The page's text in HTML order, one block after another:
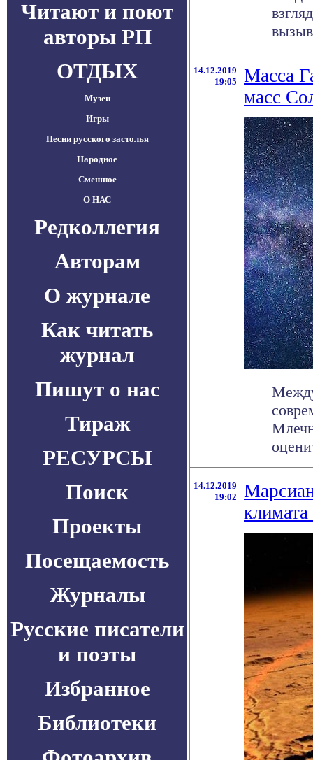
Читают и поют
авторы РП
ОТДЫХ
Музеи
Игры
Песни русского застолья
Народное
Смешное
О НАС
Редколлегия
Авторам
О журнале
Как читать
журнал
Пишут о нас
Тираж
РЕСУРСЫ
Поиск
Проекты
Посещаемость
Журналы
Русские писатели
и поэты
Избранное
Библиотеки
14.12.2019
19:05
Масса
масс
14.12.2019
19:02